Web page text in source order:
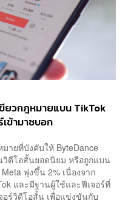
ยวกฎหมายแบน TikTok
ข้ามาซบอก
ายที่บังคับให้ ByteDance
ดีโอสั้นยอดนิยม หรือถูกแบน
พุ่งขึ้น 2% เนื่องจาก
และมีฐานผู้ใช้และฟีเจอร์ที่
ร์วิดีโอสั้น เพื่อแข่งขันกับ